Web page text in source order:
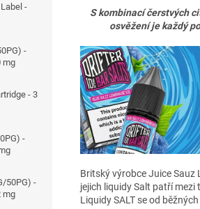
-
-
mg
- 3
-
50PG) -
mg
S kombinací čerstvých
osvěžení je každý
Britský výrobce Juice Sauz
jejich liquidy Salt patří
Liquidy SALT se od